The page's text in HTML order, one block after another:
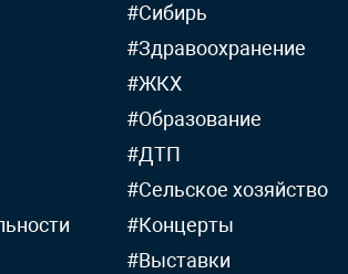
#Сибирь
#Здравоохранение
#ЖКХ
#Образование
#ДТП
#Сельское хозяйство
#Концерты
#Выставки